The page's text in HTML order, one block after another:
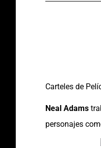
Carteles de
Neal Adams
personajes